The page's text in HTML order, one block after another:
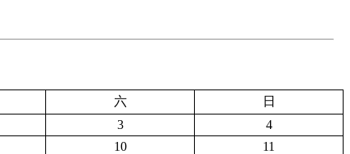
六
日
3
4
10
11